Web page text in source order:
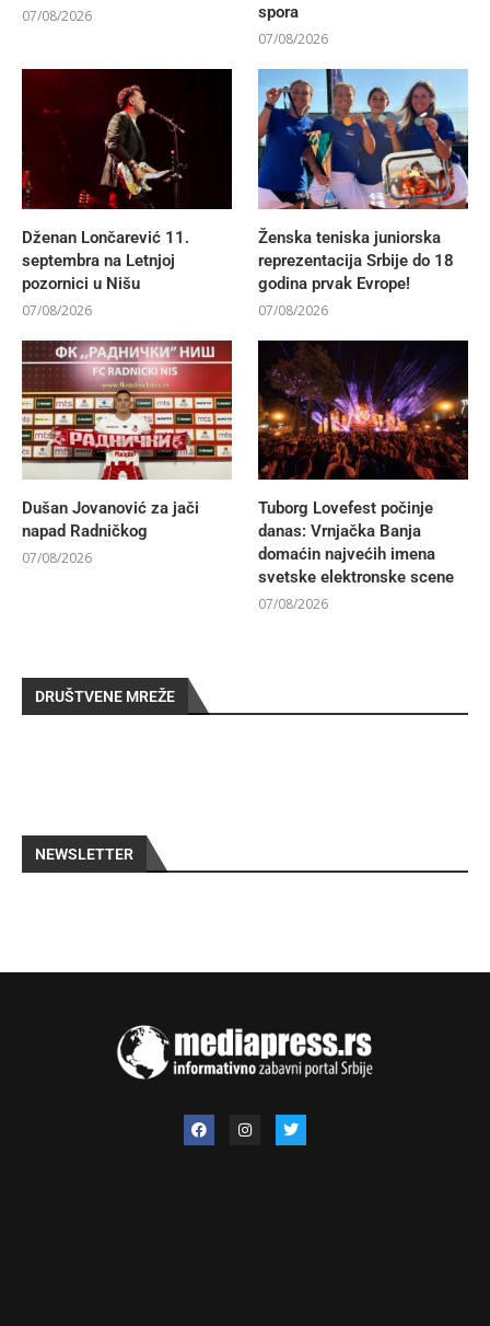
07/08/2026
spora
07/08/2026
Dženan Lončarević 11.
septembra na Letnjoj
pozornici u Nišu
07/08/2026
Ženska teniska juniorska
reprezentacija Srbije do 18
godina prvak Evrope!
07/08/2026
Dušan Jovanović za jači
napad Radničkog
07/08/2026
Tuborg Lovefest počinje
danas: Vrnjačka Banja
domaćin najvećih imena
svetske elektronske scene
07/08/2026
DRUŠTVENE MREŽE
NEWSLETTER